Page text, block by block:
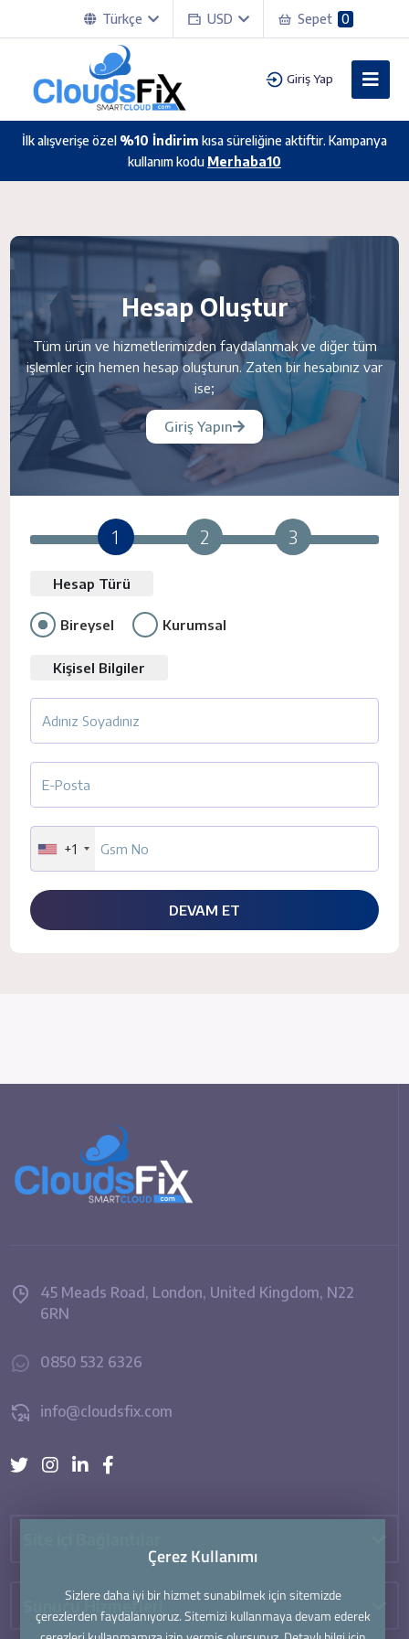
Türkçe USD Sepet 0
Giriş Yap
İlk alışverişe özel %10 İndirim kısa süreliğine aktiftir. Kampanya
kullanım kodu Merhaba10
Hesap Oluştur
Tüm ürün ve hizmetlerimizden faydalanmak ve diğer tüm
işlemler için hemen hesap oluşturun. Zaten bir hesabınız var
ise;
Giriş Yapın
1 2 3
Hesap Türü
Bireysel Kurumsal
Kişisel Bilgiler
+1
DEVAM ET
45 Meads Road, London, United Kingdom, N22
6RN
0850 532 6326
info@cloudsfix.com
Sunucu Hizmetleri
Çerez Kullanımı
Sizlere daha iyi bir hizmet sunabilmek için sitemizde
çerezlerden faydalanıyoruz. Sitemizi kullanmaya devam ederek
Çerez Kullanımı
Sizlere daha iyi bir hizmet sunabilmek için sitemizde
çerezlerden faydalanıyoruz. Sitemizi kullanmaya devam ederek